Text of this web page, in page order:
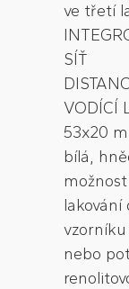
ve třetí
SÍŤ
VODÍCÍ
53x20
bílá,
možnost
lakování
nebo